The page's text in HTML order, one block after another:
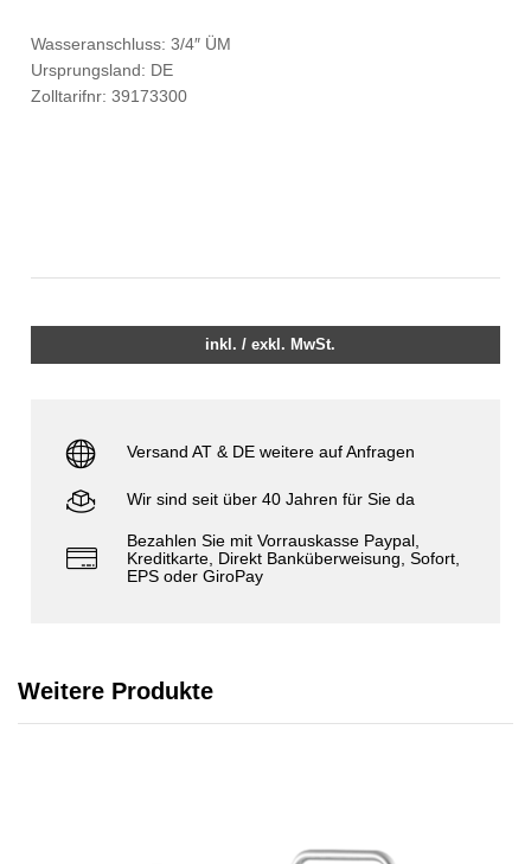
Wasseranschluss: 3/4″ ÜM
Ursprungsland: DE
Zolltarifnr: 39173300
inkl. / exkl. MwSt.
Versand AT & DE weitere auf Anfragen
Wir sind seit über 40 Jahren für Sie da
Bezahlen Sie mit Vorrauskasse Paypal,
Kreditkarte, Direkt Banküberweisung, Sofort,
EPS oder GiroPay
Weitere Produkte